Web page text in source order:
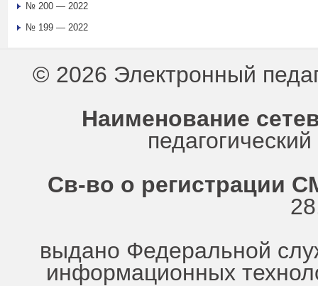
№ 200 — 2022
№ 199 — 2022
© 2026 Электронный
Наименование
Св-во о регистрации
выдано Федеральной
информационных